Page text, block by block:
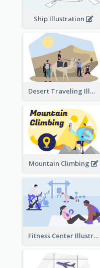
Ship Illustration
Desert Traveling Illustration
Mountain Climbing
Fitness Center Illustration